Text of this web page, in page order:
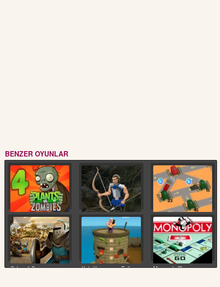
BENZER OYUNLAR
Çiçekler ve Canavarlar Dünya Savaşları 2 Askeri Strateji
Ortaçağ Savaş
Kule Koruyucu - Epik
Monopoly Plus